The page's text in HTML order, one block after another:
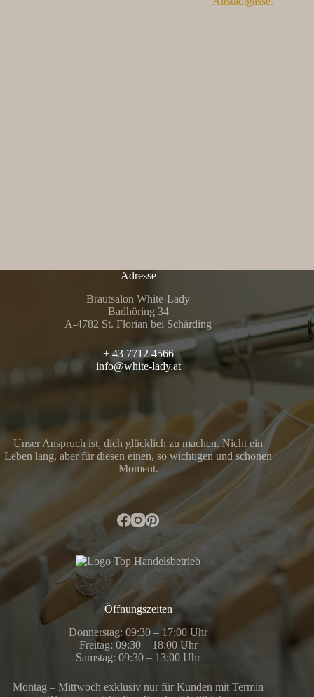
Adresse
Brautsalon White-Lady
Badhöring 34
A-4782 St. Florian bei Schärding
+ 43 7712 4566
info@white-lady.at
Unser Anspruch ist, dich glücklich zu machen. Nicht ein
Leben lang, aber für diesen einen, so wichtigen und schönen
Moment.
Öffnungszeiten
Donnerstag: 09:30 – 17:00 Uhr
Freitag: 09:30 – 18:00 Uhr
Samstag: 09:30 – 13:00 Uhr
Montag – Mittwoch exklusiv nur für Kunden mit Termin